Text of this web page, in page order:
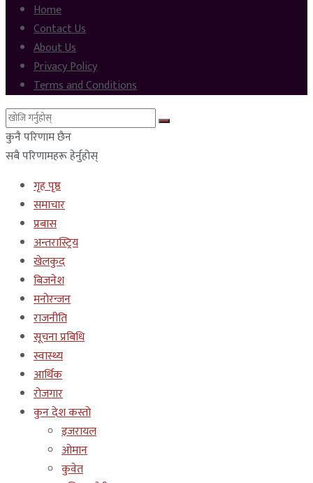
Home
Contact Us
About Us
Privacy Policy
Terms and Conditions
कुनै परिणाम छैन
सबै परिणामहरू हेर्नुहोस्
गृह पृष्ठ
समाचार
प्रबास
अन्तरास्ट्रिय
खेलकुद
बिजनेश
मनोरन्जन
राजनीति
सूचना प्रबिधि
स्वास्थ्य
आर्थिक
रोजगार
कुन देश कस्तो
इजरायल
ओमान
कुवेत